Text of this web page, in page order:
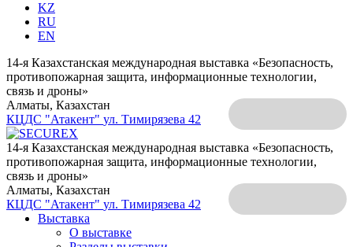
KZ
RU
EN
14-я Казахстанская международная выставка «Безопасность,
противопожарная защита, информационные технологии,
связь и дроны»
Алматы, Казахстан
КЦДС "Атакент" ул. Тимирязева 42
14-я Казахстанская международная выставка «Безопасность,
противопожарная защита, информационные технологии,
связь и дроны»
Алматы, Казахстан
КЦДС "Атакент" ул. Тимирязева 42
Выставка
О выставке